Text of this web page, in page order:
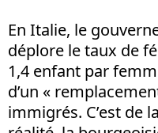
En Italie, le
déplore le taux de
1,4 enfant par
d’un «
immigrés. C’est de